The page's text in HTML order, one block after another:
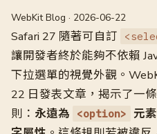
WebKit Blog · 2026-06-22
Safari 27 隨著可自訂
讓開發者終於能夠不依賴
下拉選單的視覺外觀。
22 日發表文章，揭示了一
則： 永遠為 <option> 元